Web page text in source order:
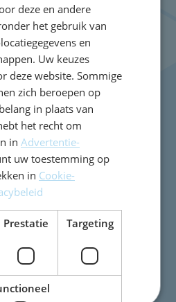
deze en andere
het gebruik van
en
Uw keuzes
deze website. Sommige
zich beroepen op
in plaats van
het recht om
inAdvertentie-
uw toestemming op
in Cookie-
Prestatie Targeting